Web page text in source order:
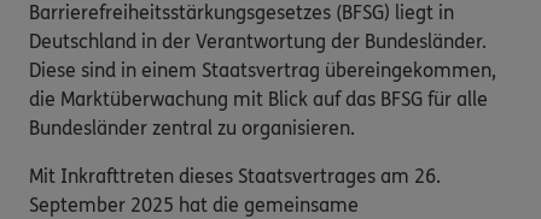
Barrierefreiheitsstärkungsgesetzes (BFSG) liegt in
Deutschland in der Verantwortung der Bundesländer.
Diese sind in einem Staatsvertrag übereingekommen,
die Marktüberwachung mit Blick auf das BFSG für alle
Bundesländer zentral zu organisieren.
Mit Inkrafttreten dieses Staatsvertrages am 26.
September 2025 hat die gemeinsame